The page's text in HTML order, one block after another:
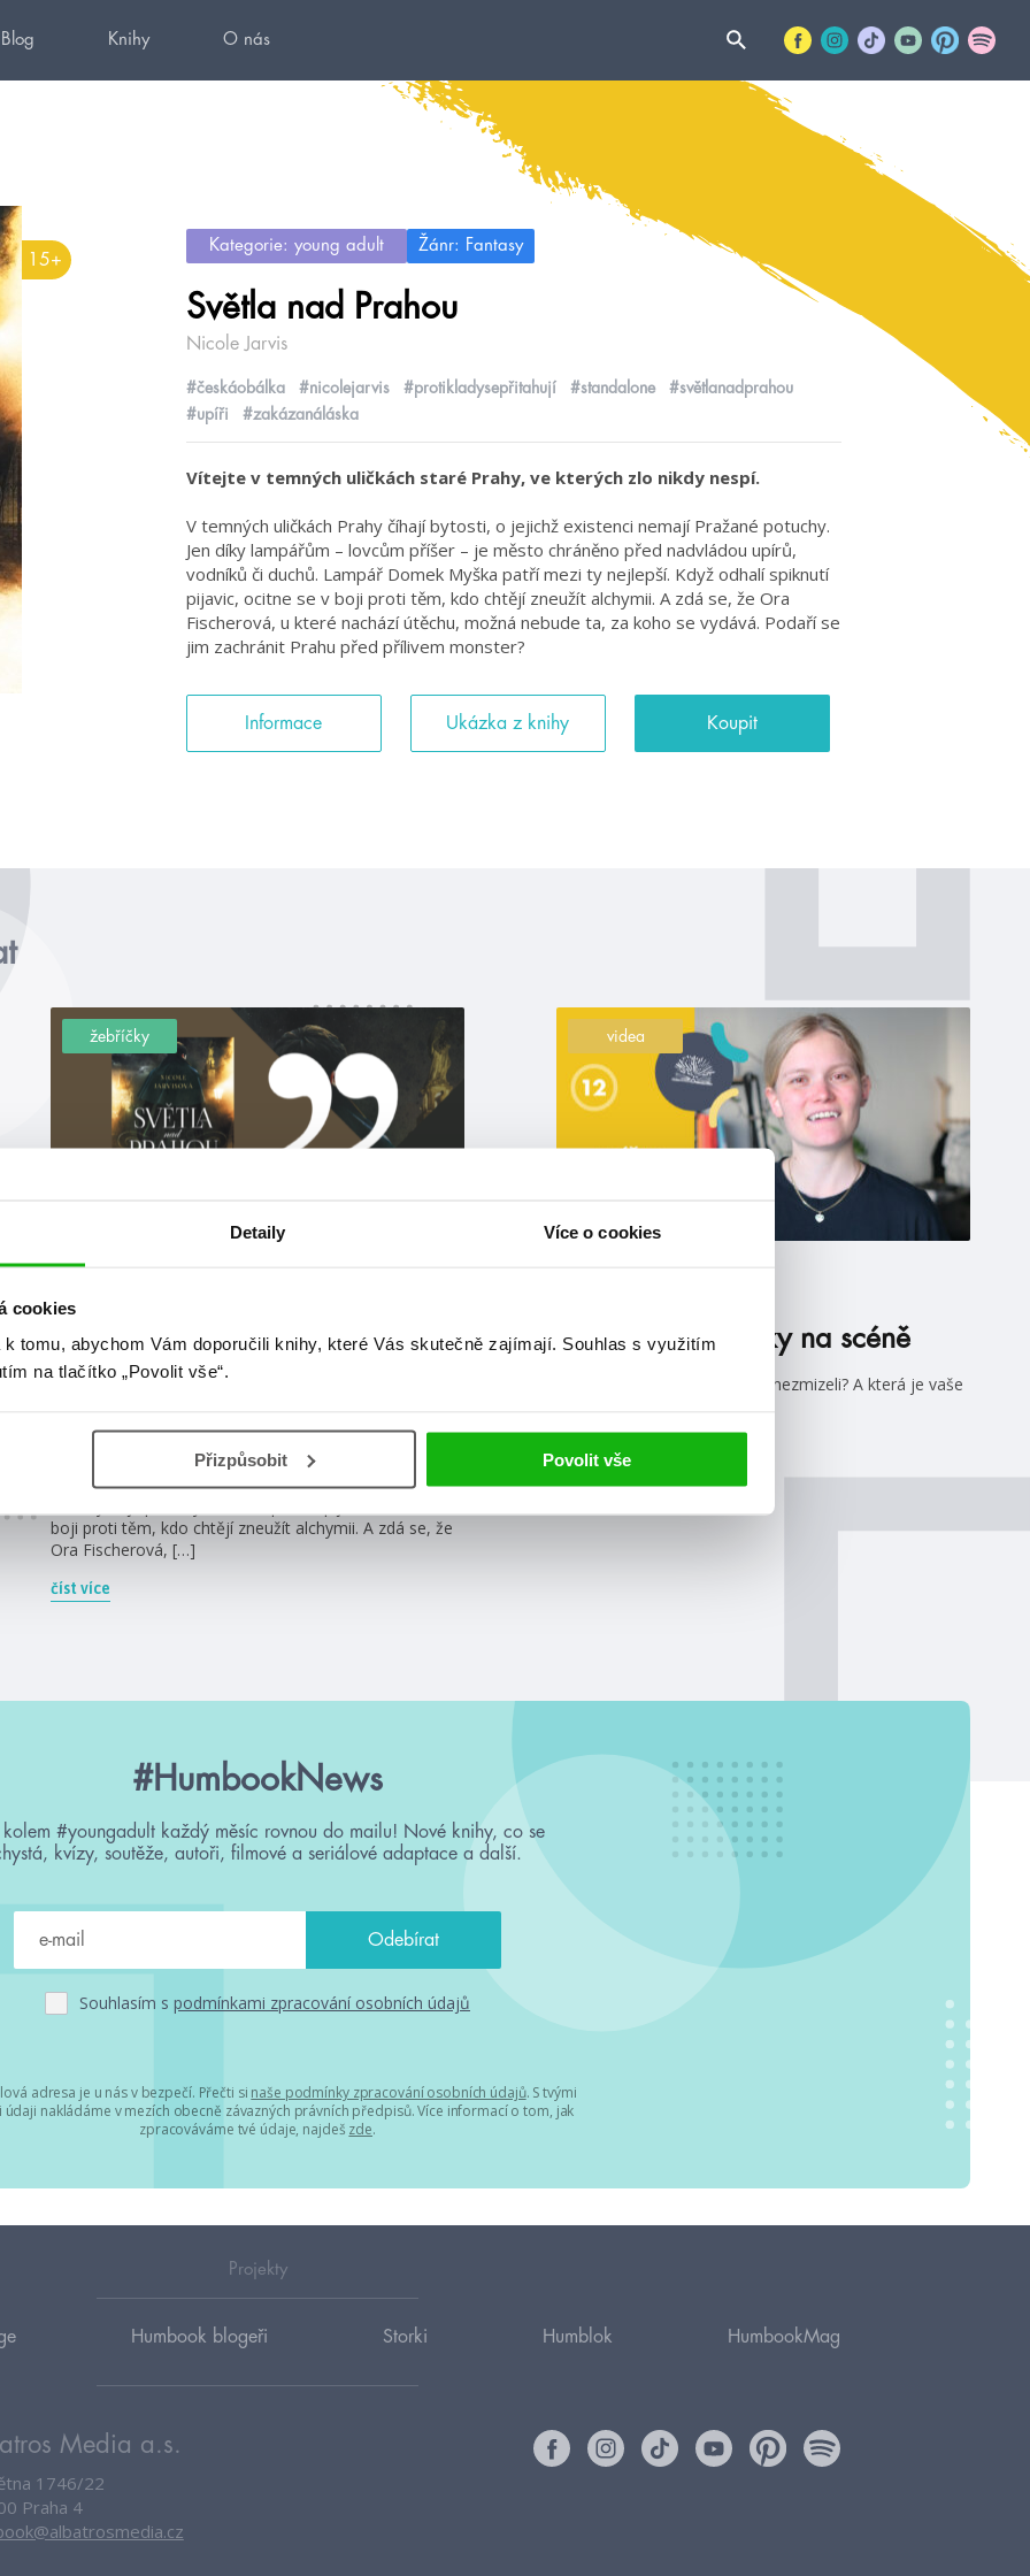
Detaily Více o cookies
cookies
tomu, abychom Vám doporučili knihy, které Vás skutečně zajímají. Souhlas s využitím
na tlačítko „Povolit vše“.
Přizpůsobit Povolit vše
Blog Knihy O nás
15+
Kategorie: young adult Žánr: Fantasy
Světla nad Prahou
Nicole Jarvis
#českáobálka #nicolejarvis #protikladysepřitahují #standalone
#světlanadprahou
#upíři
#zakázanáláska
Vítejte v temných uličkách staré Prahy, ve kterých zlo nikdy nespí.
V temných uličkách Prahy číhají bytosti, o jejichž existenci nemají Pražané potuchy.
Jen díky lampářům – lovcům příšer – je město chráněno před nadvládou upírů,
vodníků či duchů. Lampář Domek Myška patří mezi ty nejlepší. Když odhalí spiknutí
pijavic, ocitne se v boji proti těm, kdo chtějí zneužít alchymii. A zdá se, že Ora
Fischerová, u které nachází útěchu, možná nebude ta, za koho se vydává. Podaří se
jim zachránit Prahu před přílivem monster?
Informace Ukázka z knihy Koupit
žebříčky
#nejcitáty
20. 5. 2022
7 nejlepších citátů ze Světel nad
Prahou
existenci nemají Pražané potuchy. Jen díky lampářům –
lovcům příšer – je město chráněno před nadvládou
upírů, vodníků či duchů. Lampář Domek Myška patří
boji proti těm, kdo chtějí zneužít alchymii. A zdá se, že
Ora Fischerová, […]
číst více
videa
TEMA Upíři zpátky na scéně
Jsou upíří zpátky, nebo nikdy nezmizeli? A která je vaše
#HumbookNews
kolem #youngadult každý měsíc rovnou do mailu! Nové knihy, co se
kvízy, soutěže, autoři, filmové a seriálové adaptace a další.
Souhlasím s podmínkami zpracování osobních údajů
adresa je u nás v bezpečí. Přečti si naše podmínky zpracování osobních údajů. S tvými
nakládáme v mezích obecně závazných právních předpisů. Více informací o tom, jak
zpracováváme tvé údaje, najdeš zde.
Projekty
Humbook blogeři Storki Humblok HumbookMag
Media a.s.
1746/22
Praha 4